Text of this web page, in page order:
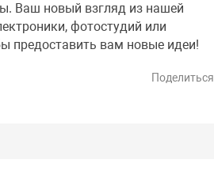
Ваш новый взгляд из нашей
фотостудий или
предоставить вам новые идеи!
Поделиться